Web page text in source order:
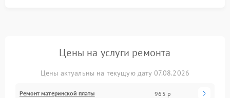
Цены на услуги ремонта
Цены актуальны на текущую дату 07.08.2026
Ремонт материнской платы 965 р